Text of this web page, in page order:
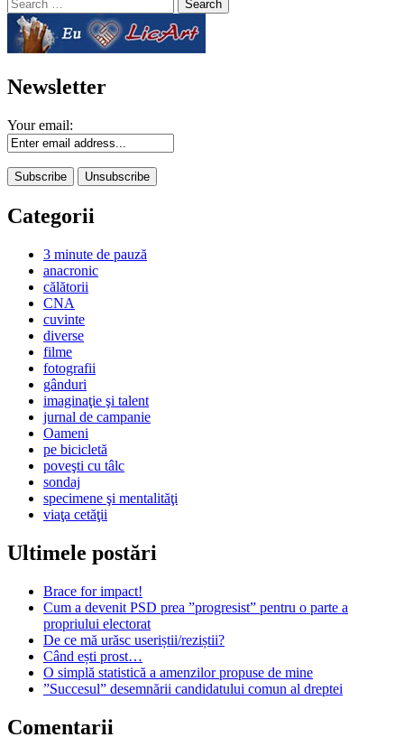
for:
Newsletter
Your email:
Categorii
3 minute de pauză
anacronic
călătorii
CNA
cuvinte
diverse
filme
fotografii
gânduri
imaginaţie şi talent
jurnal de campanie
Oameni
pe bicicletă
poveşti cu tâlc
sondaj
specimene şi mentalităţi
viaţa cetăţii
Ultimele postări
Brace for impact!
Cum a devenit PSD prea ”progresist” pentru o parte a
propriului electorat
De ce mă urăsc useriștii/reziștii?
Când ești prost…
O simplă statistică a amenzilor propuse de mine
”Succesul” desemnării candidatului comun al dreptei
Comentarii